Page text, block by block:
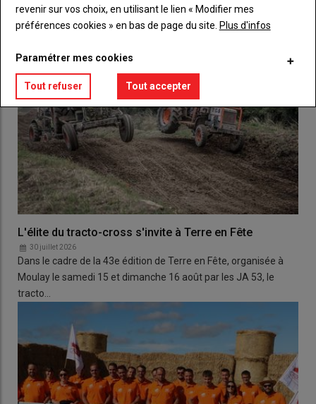
L'élite du tracto-cross s'invite à Terre en Fête
30 juillet 2026
Dans le cadre de la 43e édition de Terre en Fête, organisée à
Moulay le samedi 15 et dimanche 16 août par les JA 53, le
tracto…
revenir sur vos choix, en utilisant le lien « Modifier mes
préférences cookies » en bas de page du site. Plus d'infos
Paramétrer mes cookies
Tout refuser Tout accepter